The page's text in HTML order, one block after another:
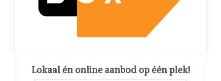
Lokaal én online aanbod op één plek!